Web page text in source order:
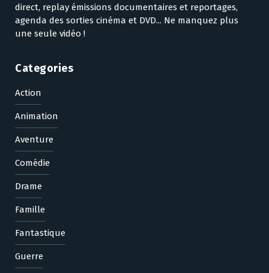
direct, replay émissions documentaires et reportages,
agenda des sorties cinéma et DVD... Ne manquez plus
une seule vidéo !
Categories
Action
Animation
Aventure
Comédie
Drame
Famille
Fantastique
Guerre